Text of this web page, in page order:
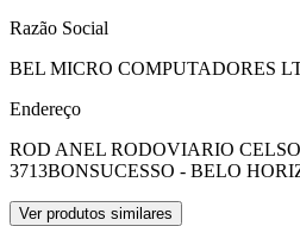
Razão Social
BEL MICRO COMPUTADORES
Endereço
ROD ANEL RODOVIARIO
3713BONSUCESSO - BELO
Ver produtos similares